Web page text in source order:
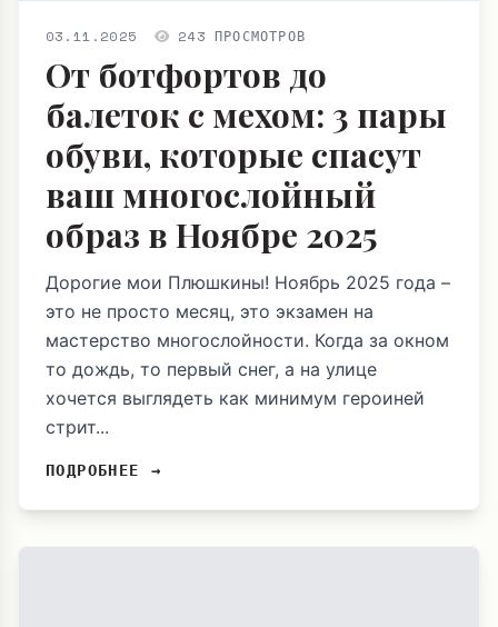
03.11.2025 243 ПРОСМОТРОВ
От ботфортов до
балеток с мехом: 3 пары
обуви, которые спасут
ваш многослойный
образ в Ноябре 2025
Дорогие мои Плюшкины! Ноябрь 2025 года –
это не просто месяц, это экзамен на
мастерство многослойности. Когда за окном
то дождь, то первый снег, а на улице
хочется выглядеть как минимум героиней
стрит...
ПОДРОБНЕЕ →